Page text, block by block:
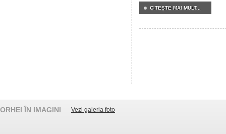
CITEŞTE MAI MULT...
ORHEI ÎN IMAGINI Vezi galeria foto